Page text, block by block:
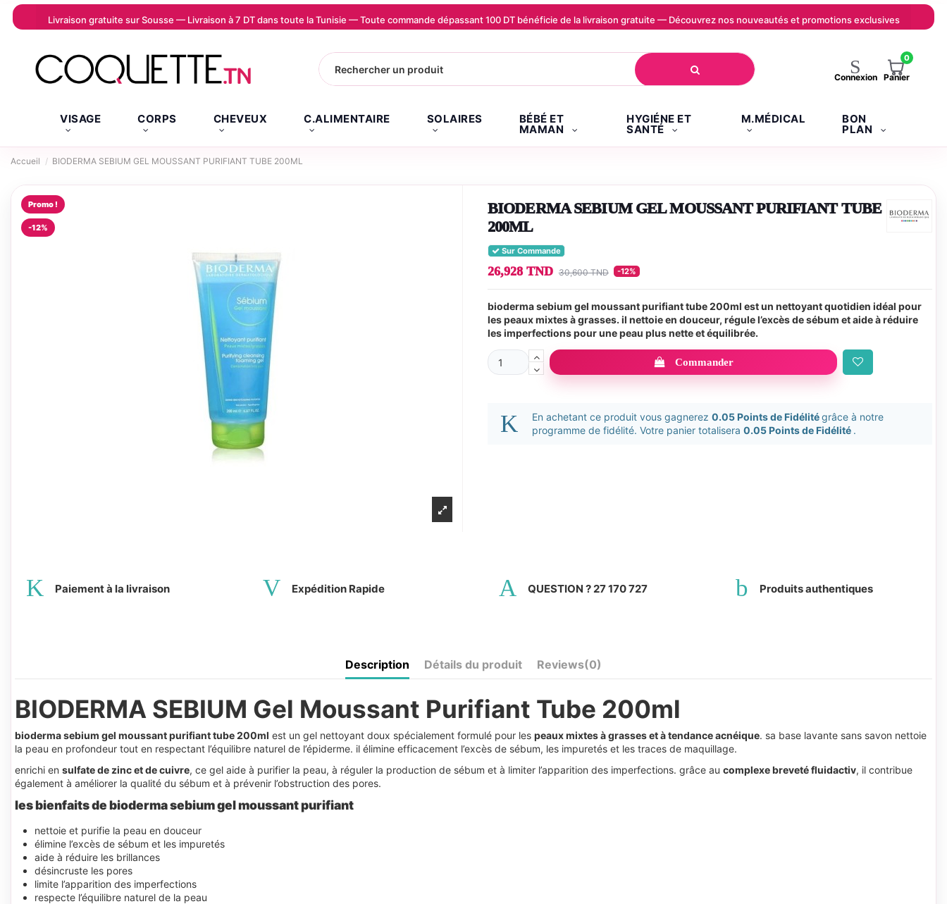
Livraison gratuite sur Sousse — Livraison à 7 DT dans toute la Tunisie — Toute commande dépassant 100 DT bénéficie de la livraison gratuite — Découvrez nos nouveautés et promotions exclusives
Connexion
0
Panier
VISAGE CORPS CHEVEUX C.ALIMENTAIRE SOLAIRES BÉBÉ ET
MAMAN
HYGIÉNE ET
SANTÉ
M.MÉDICAL BON
PLAN
Accueil BIODERMA SEBIUM GEL MOUSSANT PURIFIANT TUBE 200ML
Promo !
-12%
BIODERMA SEBIUM GEL MOUSSANT PURIFIANT TUBE
200ML
Sur Commande
26,928 TND 30,600 TND -12%
bioderma sebium gel moussant purifiant tube 200ml est un nettoyant quotidien idéal pour
les peaux mixtes à grasses. il nettoie en douceur, régule l’excès de sébum et aide à réduire
les imperfections pour une peau plus nette et équilibrée.
Commander
En achetant ce produit vous gagnerez 0.05 Points de Fidélitégrâce à notre
programme de fidélité. Votre panier totalisera 0.05 Points de Fidélité .
Paiement à la livraison Expédition Rapide QUESTION ? 27 170 727 Produits authentiques
Description Détails du produit Reviews(0)
BIODERMA SEBIUM Gel Moussant Purifiant Tube 200ml
bioderma sebium gel moussant purifiant tube 200ml est un gel nettoyant doux spécialement formulé pour les peaux mixtes à grasses et à tendance acnéique. sa base lavante sans savon nettoie
la peau en profondeur tout en respectant l’équilibre naturel de l’épiderme. il élimine efficacement l’excès de sébum, les impuretés et les traces de maquillage.
enrichi en sulfate de zinc et de cuivre, ce gel aide à purifier la peau, à réguler la production de sébum et à limiter l’apparition des imperfections. grâce au complexe breveté fluidactiv, il contribue
également à améliorer la qualité du sébum et à prévenir l’obstruction des pores.
les bienfaits de bioderma sebium gel moussant purifiant
nettoie et purifie la peau en douceur
élimine l’excès de sébum et les impuretés
aide à réduire les brillances
désincruste les pores
limite l’apparition des imperfections
respecte l’équilibre naturel de la peau